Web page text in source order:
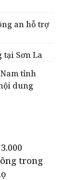
an hỗ trợ
tại Sơn La
tỉnh
dung
trong